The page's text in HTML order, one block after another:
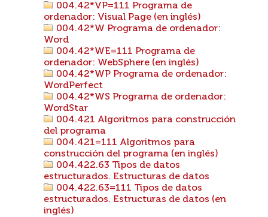
004.42*VP=111 Programa de
ordenador: Visual Page (en inglés)
004.42*W Programa de ordenador:
Word
004.42*WE=111 Programa de
ordenador: WebSphere (en inglés)
004.42*WP Programa de ordenador:
WordPerfect
004.42*WS Programa de ordenador:
WordStar
004.421 Algoritmos para construcción
del programa
004.421=111 Algoritmos para
construcción del programa (en inglés)
004.422.63 Tipos de datos
estructurados. Estructuras de datos
004.422.63=111 Tipos de datos
estructurados. Estructuras de datos (en
inglés)